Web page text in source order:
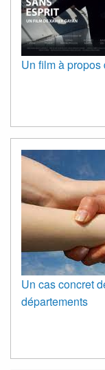
Un film à
Un cas concret
départements